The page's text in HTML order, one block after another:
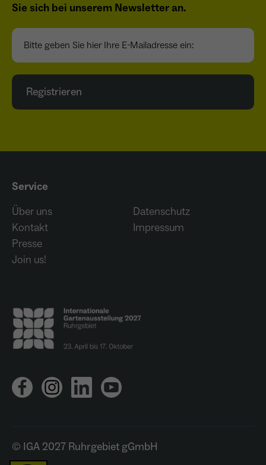
Sie sich bei unserem Newsletter an.
Bitte geben Sie hier Ihre E-Mailadresse ein:
Registrieren
Service
Über uns
Kontakt
Presse
Join us!
Datenschutz
Impressum
© IGA 2027 Ruhrgebiet gGmbH